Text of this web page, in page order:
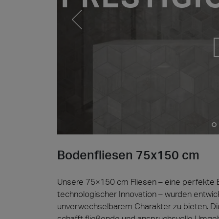
Wir
der
Bodenfliesen 75x150 cm
Unsere 75×150 cm Fliesen – eine perfekte
technologischer Innovation – wurden
unverwechselbarem Charakter zu bieten.